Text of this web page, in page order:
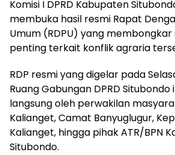
Komisi I DPRD Kabupaten
membuka hasil resmi Rapat
Umum (RDPU) yang
penting terkait konflik agraria
RDP resmi yang digelar pada
Ruang Gabungan DPRD Situbondo
langsung oleh perwakilan
Kalianget, Camat Banyuglugur,
Kalianget, hingga pihak ATR/BPN
Situbondo.